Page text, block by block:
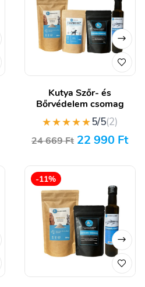
Kutya Szőr- és
Bőrvédelem csomag
★★★★★5/5(2)
24 669Ft 22 990 Ft
-11%